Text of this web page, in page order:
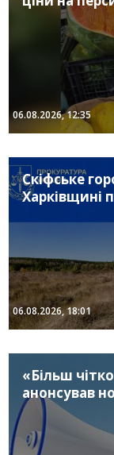
06.08.2026, 12:35
Скіфське
Харківщині
06.08.2026, 18:01
«Більш
анонсував